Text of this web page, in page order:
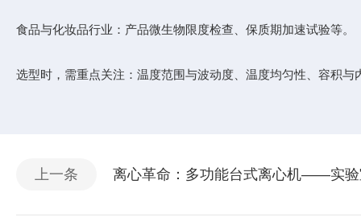
食品与化妆品行业：产品微生物限度检查、保质期加速试验等。
选型时，需重点关注：温度范围与波动度、温度均匀性、容积
上一条 离心革命：多功能台式离心机——实验